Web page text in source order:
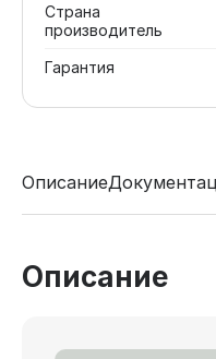
Страна
производитель
Гарантия
Описание
Описание